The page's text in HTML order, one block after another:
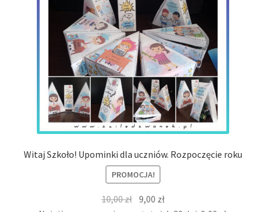
Witaj Szkoło! Upominki dla uczniów. Rozpoczęcie roku
PROMOCJA!
10,00zł Pierwotna
9,00 złAktualna